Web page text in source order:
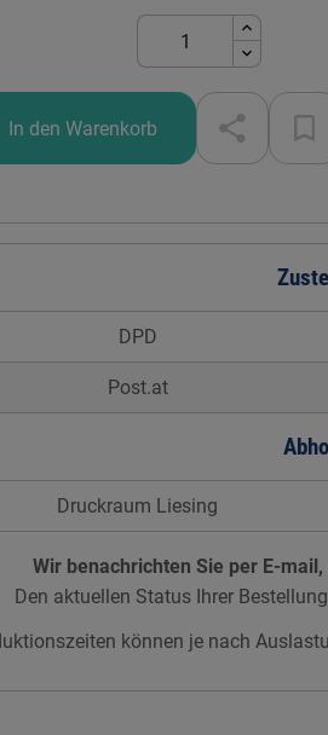
In den Warenkorb
DPD
Post.at
Druckraum Liesing
Wir benachrichten Sie per E-
Den aktuellen Status Ihrer
können je nach